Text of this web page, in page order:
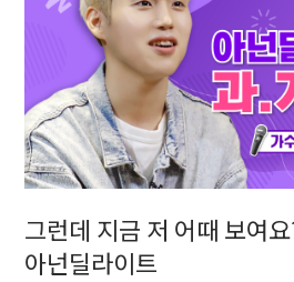
그런데 지금 저 어때 보여
아넌딜라이트